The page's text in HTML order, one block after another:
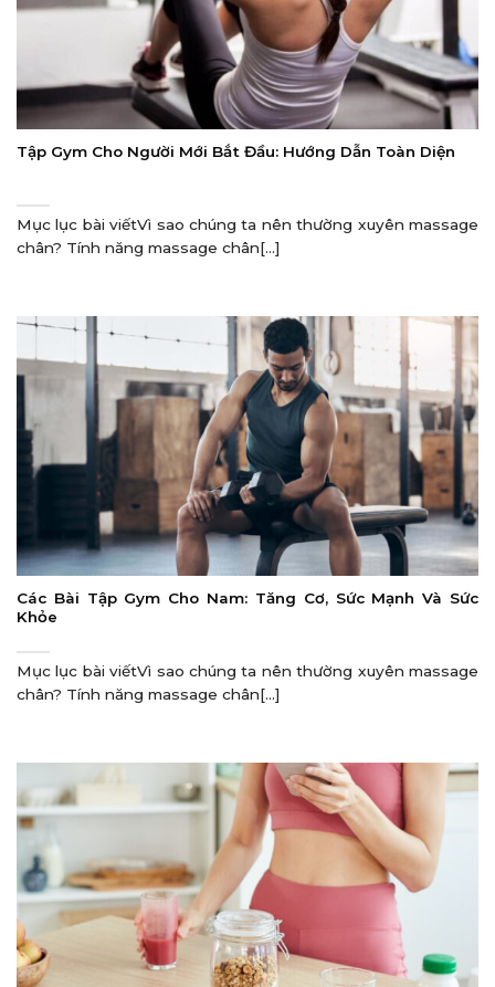
Tập Gym Cho Người Mới Bắt Đầu: Hướng Dẫn Toàn Diện
Mục lục bài viếtVì sao chúng ta nên thường xuyên massage
chân? Tính năng massage chân[...]
Các Bài Tập Gym Cho Nam: Tăng Cơ, Sức Mạnh Và Sức
Khỏe
Mục lục bài viếtVì sao chúng ta nên thường xuyên massage
chân? Tính năng massage chân[...]